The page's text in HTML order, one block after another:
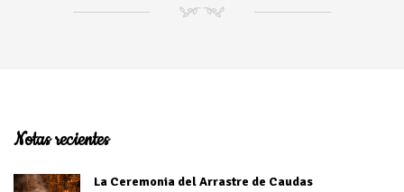
NM
Notas recientes
La Ceremonia del Arrastre de Caudas